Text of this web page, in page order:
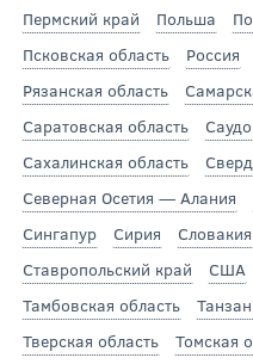
Пермский край
Польша
Псковская область
Россия
Рязанская область
Саратовская область
Сахалинская область
Северная Осетия — Алания
Сингапур
Сирия Словакия
Ставропольский край
США
Тамбовская область
Тверская область
Томская